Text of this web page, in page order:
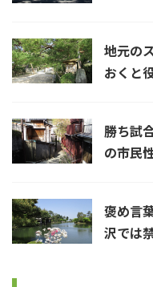
地元の
おくと
勝ち試
の市民
褒め言
沢では